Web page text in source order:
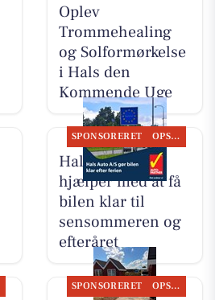
Oplev
Trommehealing
og Solformørkelse
i Hals den
Kommende Uge
SPONSORERET OPSLAGSTAVLEN
Hals Auto A/S
hjælper med at få
bilen klar til
sensommeren og
efteråret
SPONSORERET OPSLAGSTAVLEN